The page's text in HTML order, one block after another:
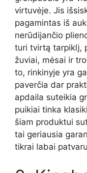
virtuvėje. Jis
pagamintas iš
nerūdijančio
turi tvirtą tarpiklį,
žuviai, mėsai ir
to, rinkinyje yra
paverčia dar
apdaila suteikia
puikiai tinka
šiam produktui
tai geriausia
tikrai labai